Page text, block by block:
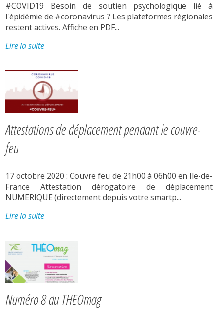
#COVID19 Besoin de soutien psychologique lié à
l'épidémie de #coronavirus ? Les plateformes régionales
restent actives. Affiche en PDF...
Lire la suite
Attestations de déplacement pendant le couvre-
feu
17 octobre 2020 : Couvre feu de 21h00 à 06h00 en Ile-de-
France Attestation dérogatoire de déplacement
NUMERIQUE (directement depuis votre smartp...
Lire la suite
Numéro 8 du THEOmag